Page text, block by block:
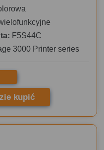
F5S44C
3000 Printer series
kupić